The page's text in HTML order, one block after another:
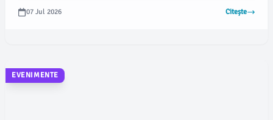
executiv care să funcționeze cu autoritate deplină în această
perioadă de incertitudine politică.
07 Jul 2026 Citește
EVENIMENTE